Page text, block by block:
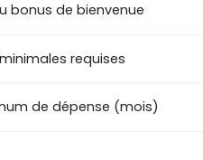
bonus de bienvenue
requises
de dépense (mois)